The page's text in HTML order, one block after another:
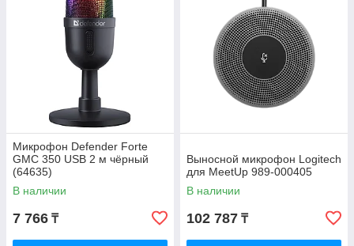
Микрофон Defender Forte
GMC 350 USB 2 м чёрный
(64635)
В наличии
7 766 ₸
Выносной микрофон Logitech
для MeetUp 989-000405
В наличии
102 787 ₸